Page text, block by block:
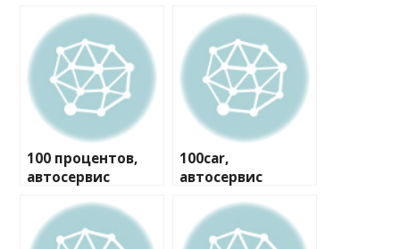
100 процентов,
автосервис
100car,
автосервис